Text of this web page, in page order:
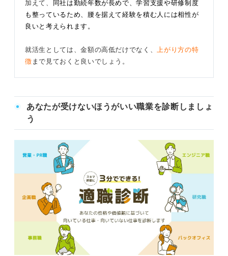
加えて、
同社は勤続年数が長めで、学習支援や研修制度
も整っているため、腰を据えて経験を積む人には相性が
良いと考えられます。
就活生としては、金額の高低だけでなく、上がり方の特
徴 まで見ておくと良いでしょう。
あなたが受けないほうがいい職業を診断しましょ
う